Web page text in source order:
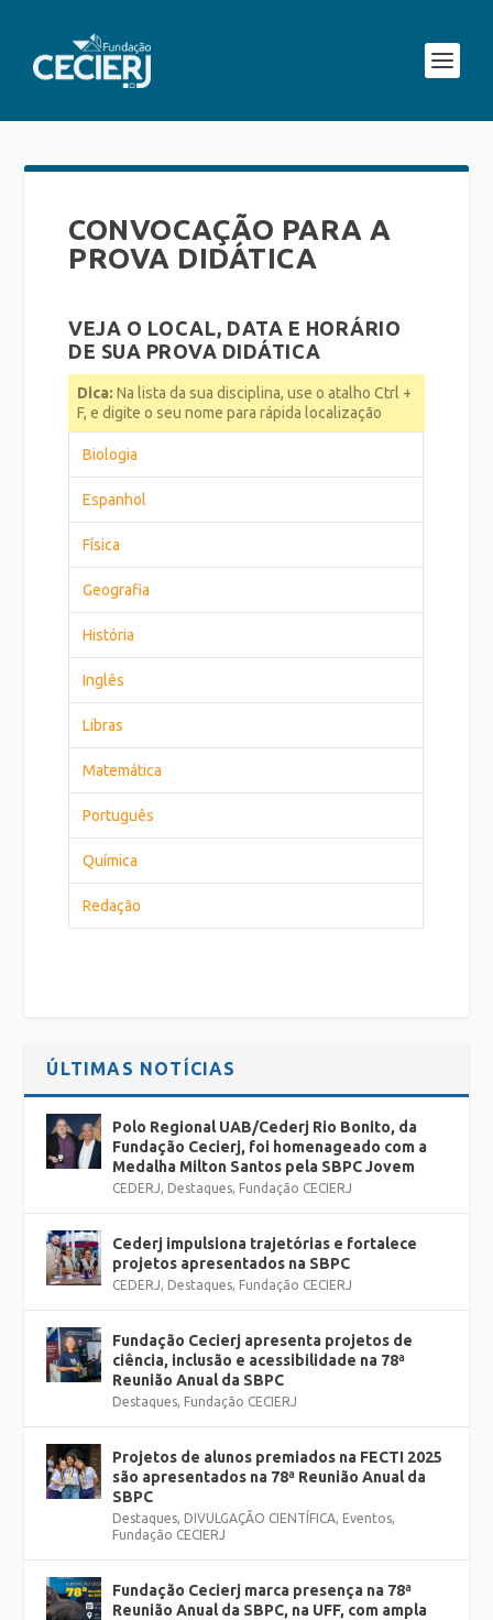
CONVOCAÇÃO PARA A
PROVA DIDÁTICA
VEJA O LOCAL, DATA E HORÁRIO
DE SUA PROVA DIDÁTICA
Dica:Na lista da sua disciplina, use o atalho Ctrl +
F, e digite o seu nome para rápida localização
Biologia
Espanhol
Física
Geografia
História
Inglês
Libras
Matemática
Português
Química
Redação
ÚLTIMAS NOTÍCIAS
Polo Regional UAB/Cederj Rio Bonito, da
Fundação Cecierj, foi homenageado com a
Medalha Milton Santos pela SBPC Jovem
CEDERJ, Destaques, Fundação CECIERJ
Cederj impulsiona trajetórias e fortalece
projetos apresentados na SBPC
CEDERJ, Destaques, Fundação CECIERJ
Fundação Cecierj apresenta projetos de
ciência, inclusão e acessibilidade na 78ª
Reunião Anual da SBPC
Destaques, Fundação CECIERJ
Projetos de alunos premiados na FECTI 2025
são apresentados na 78ª Reunião Anual da
SBPC
Destaques, DIVULGAÇÃO CIENTÍFICA, Eventos,
Fundação CECIERJ
Fundação Cecierj marca presença na 78ª
Reunião Anual da SBPC, na UFF, com ampla